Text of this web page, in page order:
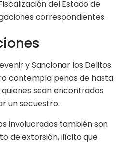
del Estado de
correspondientes.
y Sancionar los Delitos
contempla penas de hasta
sean encontrados
un secuestro.
involucrados también son
de extorsión, ilícito que